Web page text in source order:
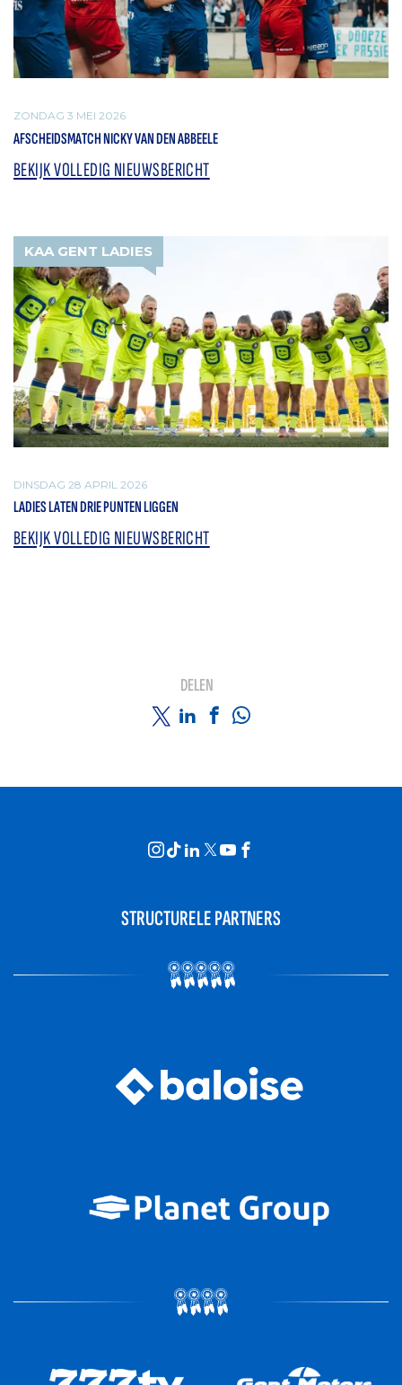
ZONDAG 3 MEI 2026
AFSCHEIDSMATCH NICKY VAN DEN ABBEELE
BEKIJK VOLLEDIG NIEUWSBERICHT
KAA GENT LADIES
DINSDAG 28 APRIL 2026
LADIES LATEN DRIE PUNTEN LIGGEN
BEKIJK VOLLEDIG NIEUWSBERICHT
DELEN
STRUCTURELE PARTNERS